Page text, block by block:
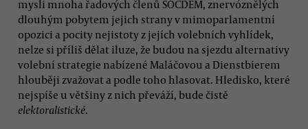
mysli mnoha řadových členů SOCDEM, znervóznělých
dlouhým pobytem jejich strany v mimoparlamentní
opozici a pocity nejistoty z jejích volebních vyhlídek,
nelze si příliš dělat iluze, že budou na sjezdu alternativy
volební strategie nabízené Maláčovou a Dienstbierem
hlouběji zvažovat a podle toho hlasovat. Hledisko, které
nejspíše u většiny z nich převáží, bude čistě
elektoralistické.